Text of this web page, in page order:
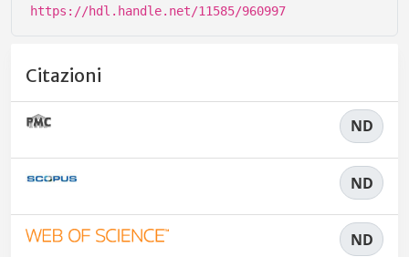
https://hdl.handle.net/11585/960997
Citazioni
ND
ND
ND